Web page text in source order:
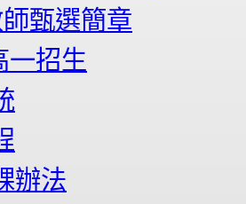
甄選簡章
一招生
辦法